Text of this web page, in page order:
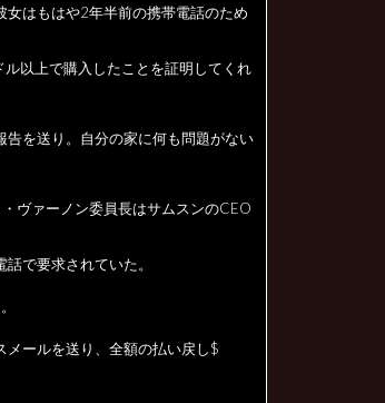
はもはや2年半前の携帯電話のため
以上で購入したことを証明してくれ
告を送り。自分の家に何も問題がない
ヴァーノン委員長はサムスンのCEO
で要求されていた。
ールを送り、全額の払い戻し$